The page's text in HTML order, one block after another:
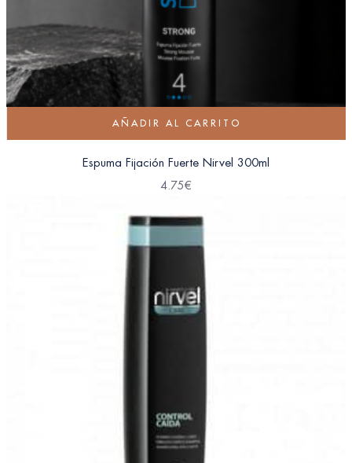
AÑADIR AL CARRITO
Espuma Fijación Fuerte Nirvel 300ml
4.75€